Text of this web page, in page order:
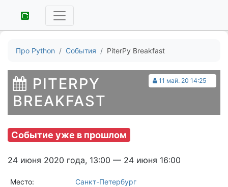
Про Python События PiterPy Breakfast
11 май. 20 14:25
PITERPY
BREAKFAST
Событие уже в прошлом
24 июня 2020 года, 13:00 — 24 июня 16:00
Место:
Санкт-Петербург